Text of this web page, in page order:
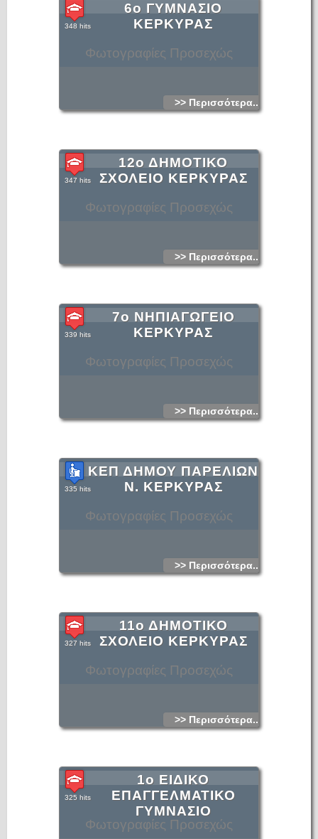
Φωτογραφίες Προσεχώς
6ο ΓΥΜΝΑΣΙΟ
ΚΕΡΚΥΡΑΣ
348 hits
>> Περισσότερα...
Φωτογραφίες Προσεχώς
12ο ΔΗΜΟΤΙΚΟ
ΣΧΟΛΕΙΟ ΚΕΡΚΥΡΑΣ
347 hits
>> Περισσότερα...
Φωτογραφίες Προσεχώς
7ο ΝΗΠΙΑΓΩΓΕΙΟ
ΚΕΡΚΥΡΑΣ
339 hits
>> Περισσότερα...
Φωτογραφίες Προσεχώς
ΚΕΠ ΔΗΜΟΥ ΠΑΡΕΛΙΩΝ
Ν. ΚΕΡΚΥΡΑΣ
335 hits
>> Περισσότερα...
Φωτογραφίες Προσεχώς
11ο ΔΗΜΟΤΙΚΟ
ΣΧΟΛΕΙΟ ΚΕΡΚΥΡΑΣ
327 hits
>> Περισσότερα...
Φωτογραφίες Προσεχώς
1ο ΕΙΔΙΚΟ
ΕΠΑΓΓΕΛΜΑΤΙΚΟ
ΓΥΜΝΑΣΙΟ
325 hits